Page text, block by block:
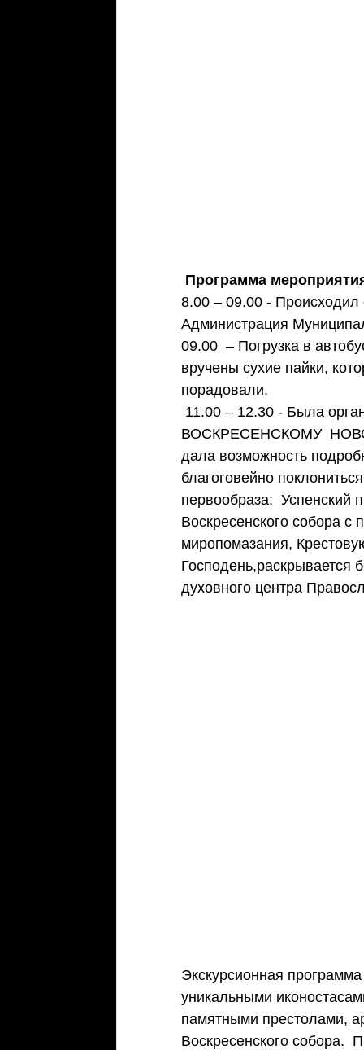
Программа
8.00 – 09.00 - Происходил
Администрация
09.00  – Погрузка в
вручены сухие пайки,
порадовали.
ВОСКРЕСЕНСКОМУ
дала возможность
благоговейно
первообраза:  Успенский
Воскресенского собора
миропомазания,
Господень,раскрывается
духовного центра
Экскурсионная
уникальными
памятными престолами,
Воскресенского собора.